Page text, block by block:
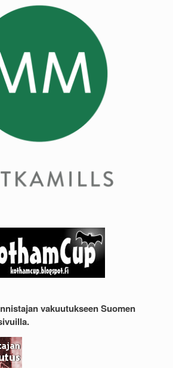
vakuutukseen Suomen